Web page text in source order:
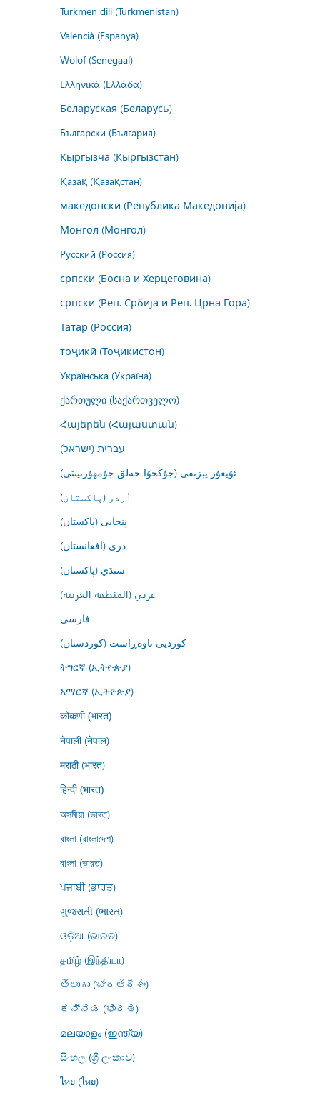
Türkmen dili (Türkmenistan)
Valencià (Espanya)
Wolof (Senegaal)
Ελληνικά (Ελλάδα)
Беларуская (Беларусь)
Български (България)
Кыргызча (Кыргызстан)
Қазақ (Қазақстан)
македонски (Република Македонија)
Монгол (Монгол)
Русский (Россия)
српски (Босна и Херцеговина)
српски (Реп. Србија и Реп. Црна Гора)
Татар (Россия)
тоҷикӣ (Тоҷикистон)
Українська (Україна)
ქართული (საქართველო)
Հայերեն (Հայաստան)
עברית (ישראל)
ئۇيغۇر يېزىقى (جۇڭخۇا خەلق جۇمھۇرىيىتى)
اُردو (پاکستان)
پنجابی (پاکستان)
درى (افغانستان)
سنڌي (پاکستان)
عربي (المنطقة العربية)
فارسى
کوردیی ناوەڕاست (کوردستان)
ትግርኛ (ኢትዮጵያ)
አማርኛ (ኢትዮጵያ)
कोंकणी (भारत)
नेपाली (नेपाल)
मराठी (भारत)
हिन्दी (भारत)
অসমীয়া (ভাৰত)
বাংলা (বাংলাদেশ)
বাংলা (ভারত)
ਪੰਜਾਬੀ (ਭਾਰਤ)
ગુજરાતી (ભારત)
ଓଡ଼ିଆ (ଭାରତ)
தமிழ் (இந்தியா)
తెలుగు (భారతదేశం)
ಕನ್ನಡ (ಭಾರತ)
മലയാളം (ഇന്ത്യ)
සිංහල (ශ්‍රී ලංකාව)
ไทย (ไทย)